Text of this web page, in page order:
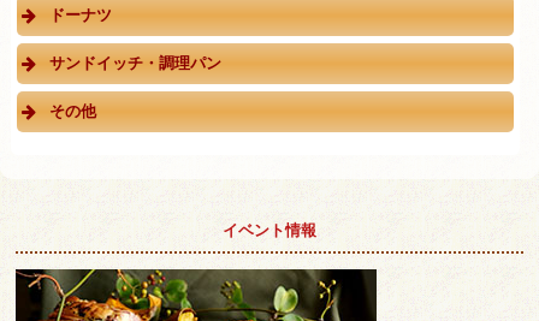
ドーナツ
サンドイッチ・調理パン
その他
イベント情報